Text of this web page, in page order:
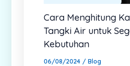
Cara Menghitung
Tangki Air untuk
Kebutuhan
06/08/2024 / Blog